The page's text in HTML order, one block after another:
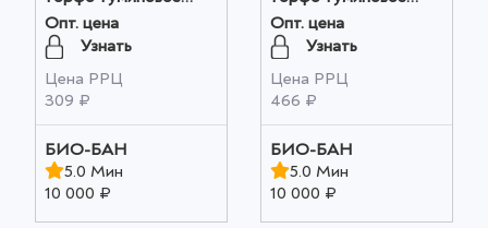
удобрение "Алтайский
ФИТОП-ФЛОРА-С "
1 шт оптом
Опт. цена
Узнать
Цена РРЦ
309 ₽
БИО-БАН
5.0 Мин
10 000 ₽
удобрение "Алтайская
ФЛОРА" 1 шт оптом
Опт. цена
Узнать
Цена РРЦ
466 ₽
БИО-БАН
5.0 Мин
10 000 ₽